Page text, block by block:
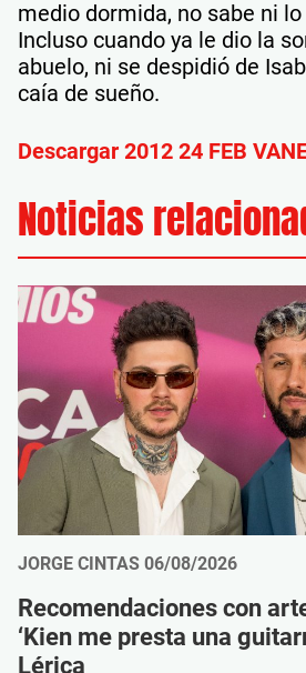
medio dormida, no sabe ni
Incluso cuando ya le dio la
abuelo, ni se despidió de
caía de sueño.
Descargar 2012 24 FEB
Noticias
JORGE CINTAS 06/08/2026
Recomendaciones con
‘Kien me presta una
Lérica